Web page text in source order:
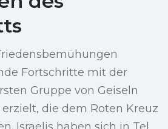
Fortschritte mit der
Gruppe von Geiseln
die dem Roten Kreuz